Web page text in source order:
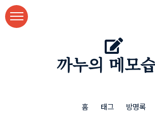
본문 바로가기
까누의 메모
홈 태그 방명록